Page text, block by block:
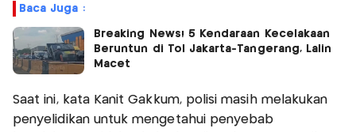
Baca Juga :
Breaking News! 5 Kendaraan Kecelakaan
Beruntun di Tol Jakarta-Tangerang, Lalin
Macet
Saat ini, kata Kanit Gakkum, polisi masih melakukan
penyelidikan untuk mengetahui penyebab